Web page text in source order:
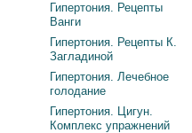
Гипертония. Рецепты
Ванги
Гипертония. Рецепты К.
Загладиной
Гипертония. Лечебное
голодание
Гипертония. Цигун.
Комплекс упражнений